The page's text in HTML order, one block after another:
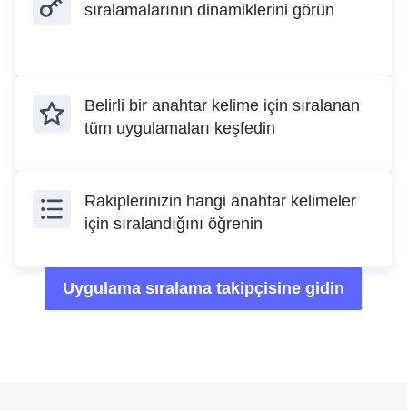
sıralamalarının dinamiklerini görün
Belirli bir anahtar kelime için sıralanan
tüm uygulamaları keşfedin
Rakiplerinizin hangi anahtar kelimeler
için sıralandığını öğrenin
Uygulama sıralama takipçisine gidin